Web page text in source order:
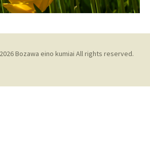
Bozawa eino kumiai All rights reserved.